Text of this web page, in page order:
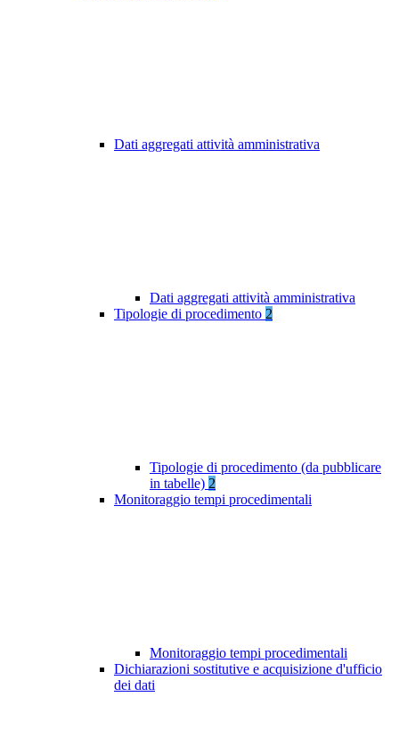
Dati aggregati attività amministrativa
Dati aggregati attività amministrativa
Tipologie di procedimento 2
Tipologie di procedimento (da pubblicare
in tabelle) 2
Monitoraggio tempi procedimentali
Monitoraggio tempi procedimentali
Dichiarazioni sostitutive e acquisizione d'ufficio
dei dati